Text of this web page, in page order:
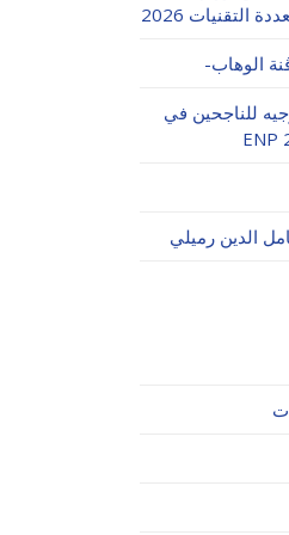
التقنيات 2026
الوهاب-
للناجحين في
الدين رميلي